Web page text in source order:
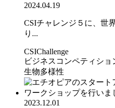
2024.04.19
CSIチャレンジ５に、世
り...
CSIChallenge
ビジネスコンペティショ
生物多様性
2023.12.01